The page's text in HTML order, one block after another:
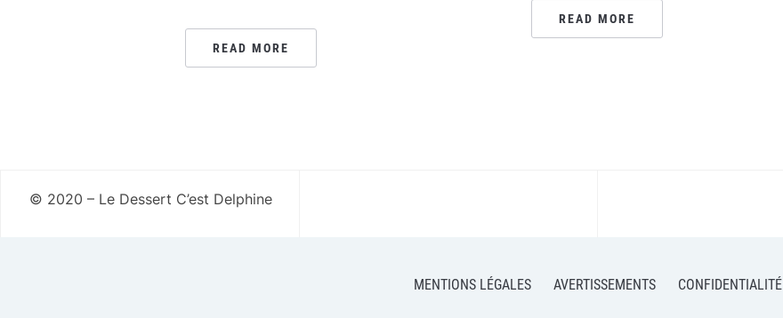
READ MORE
READ MORE
© 2020 – Le Dessert C’est Delphine
MENTIONS LÉGALES AVERTISSEMENTS CONFIDENTIALITÉ